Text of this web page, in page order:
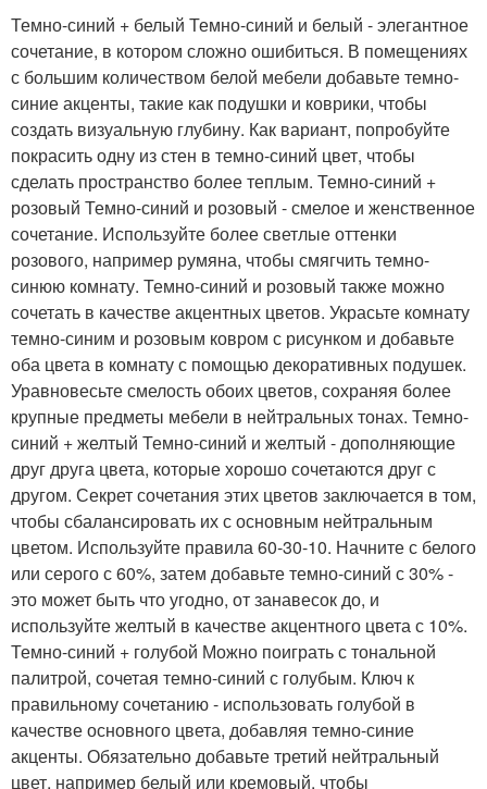
Темно-синий + белый Темно-синий и белый - элегантное
сочетание, в котором сложно ошибиться. В помещениях
с большим количеством белой мебели добавьте темно-
синие акценты, такие как подушки и коврики, чтобы
создать визуальную глубину. Как вариант, попробуйте
покрасить одну из стен в темно-синий цвет, чтобы
сделать пространство более теплым. Темно-синий +
розовый Темно-синий и розовый - смелое и женственное
сочетание. Используйте более светлые оттенки
розового, например румяна, чтобы смягчить темно-
синюю комнату. Темно-синий и розовый также можно
сочетать в качестве акцентных цветов. Украсьте комнату
темно-синим и розовым ковром с рисунком и добавьте
оба цвета в комнату с помощью декоративных подушек.
Уравновесьте смелость обоих цветов, сохраняя более
крупные предметы мебели в нейтральных тонах. Темно-
синий + желтый Темно-синий и желтый - дополняющие
друг друга цвета, которые хорошо сочетаются друг с
другом. Секрет сочетания этих цветов заключается в том,
чтобы сбалансировать их с основным нейтральным
цветом. Используйте правила 60-30-10. Начните с белого
или серого с 60%, затем добавьте темно-синий с 30% -
это может быть что угодно, от занавесок до, и
используйте желтый в качестве акцентного цвета с 10%.
Темно-синий + голубой Можно поиграть с тональной
палитрой, сочетая темно-синий с голубым. Ключ к
правильному сочетанию - использовать голубой в
качестве основного цвета, добавляя темно-синие
акценты. Обязательно добавьте третий нейтральный
цвет, например белый или кремовый, чтобы